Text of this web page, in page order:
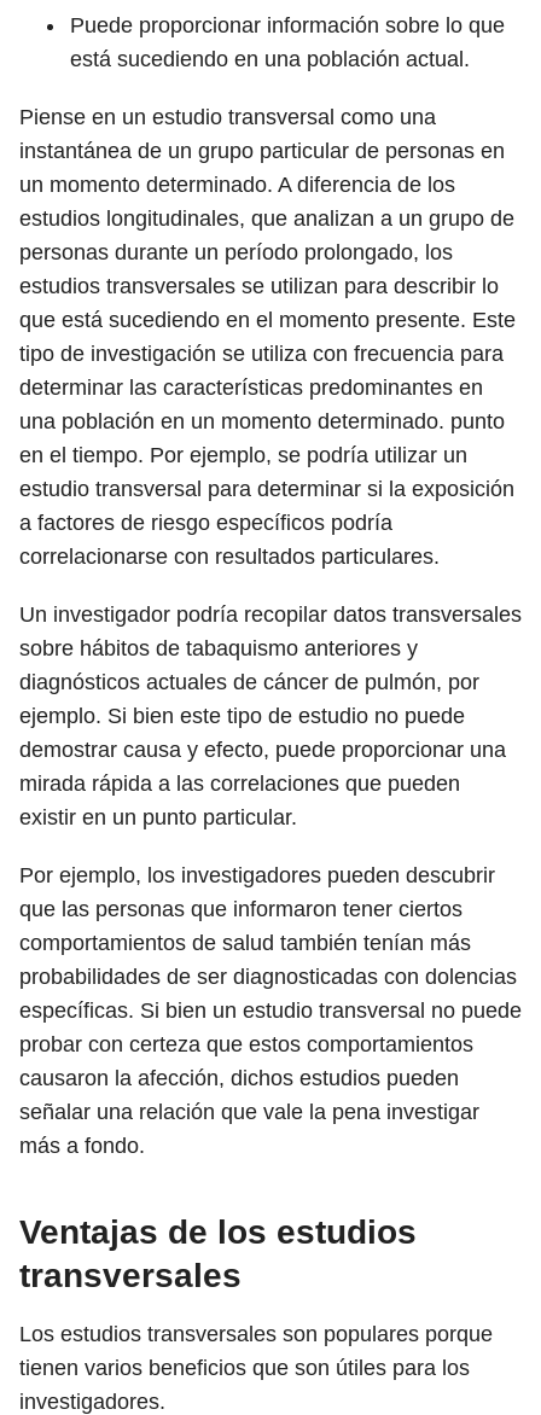
Puede proporcionar información sobre lo que
está sucediendo en una población actual.
Piense en un estudio transversal como una
instantánea de un grupo particular de personas en
un momento determinado. A diferencia de los
estudios longitudinales, que analizan a un grupo de
personas durante un período prolongado, los
estudios transversales se utilizan para describir lo
que está sucediendo en el momento presente. Este
tipo de investigación se utiliza con frecuencia para
determinar las características predominantes en
una población en un momento determinado. punto
en el tiempo. Por ejemplo, se podría utilizar un
estudio transversal para determinar si la exposición
a factores de riesgo específicos podría
correlacionarse con resultados particulares.
Un investigador podría recopilar datos transversales
sobre hábitos de tabaquismo anteriores y
diagnósticos actuales de cáncer de pulmón, por
ejemplo. Si bien este tipo de estudio no puede
demostrar causa y efecto, puede proporcionar una
mirada rápida a las correlaciones que pueden
existir en un punto particular.
Por ejemplo, los investigadores pueden descubrir
que las personas que informaron tener ciertos
comportamientos de salud también tenían más
probabilidades de ser diagnosticadas con dolencias
específicas. Si bien un estudio transversal no puede
probar con certeza que estos comportamientos
causaron la afección, dichos estudios pueden
señalar una relación que vale la pena investigar
más a fondo.
Ventajas de los estudios
transversales
Los estudios transversales son populares porque
tienen varios beneficios que son útiles para los
investigadores.